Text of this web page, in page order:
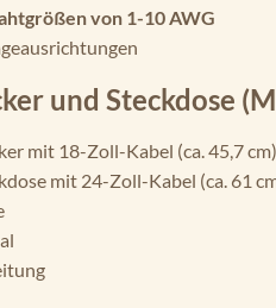
von 1-10 AWG
und Steckdose
mit 18-Zoll-Kabel (ca. 45,7 cm)
mit 24-Zoll-Kabel (ca. 61